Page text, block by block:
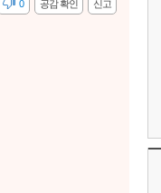
신고
공감 확인
0